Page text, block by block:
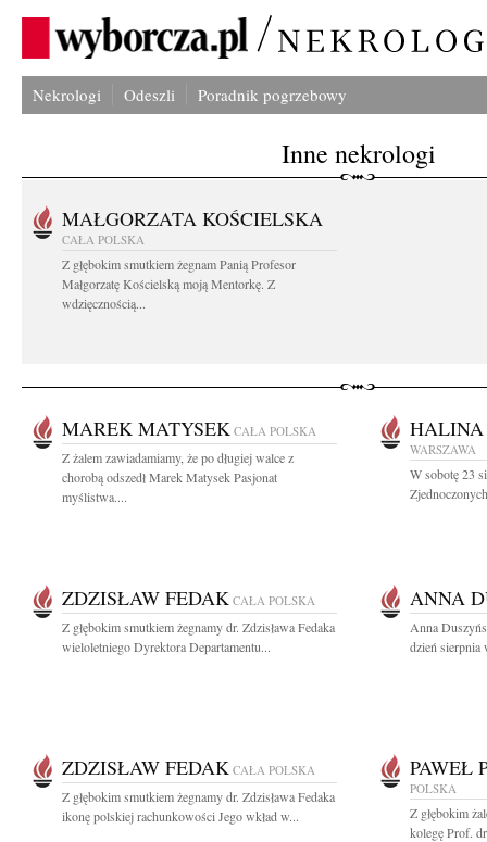
Nekrologi Odeszli Poradnik pogrzebowy
Inne nekrologi
MAŁGORZATA KOŚCIELSKA
CAŁA POLSKA
Z głębokim smutkiem żegnam Panią Profesor
Małgorzatę Kościelską moją Mentorkę. Z
wdzięcznością...
MAREK MATYSEK CAŁA POLSKA
Z żalem zawiadamiamy, że po długiej walce z
chorobą odszedł Marek Matysek Pasjonat
myślistwa....
HALINA
WARSZAWA
W sobotę 23
ZDZISŁAW FEDAK CAŁA POLSKA
Z głębokim smutkiem żegnamy dr. Zdzisława Fedaka
wieloletniego Dyrektora Departamentu...
ANNA
Anna
dzień sierpnia
ZDZISŁAW FEDAK CAŁA POLSKA
Z głębokim smutkiem żegnamy dr. Zdzisława Fedaka
ikonę polskiej rachunkowości Jego wkład w...
PAWEŁ
POLSKA
Z głębokim
kolegę Prof.